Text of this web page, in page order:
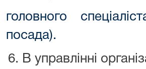
головного
посада).
В управлінні